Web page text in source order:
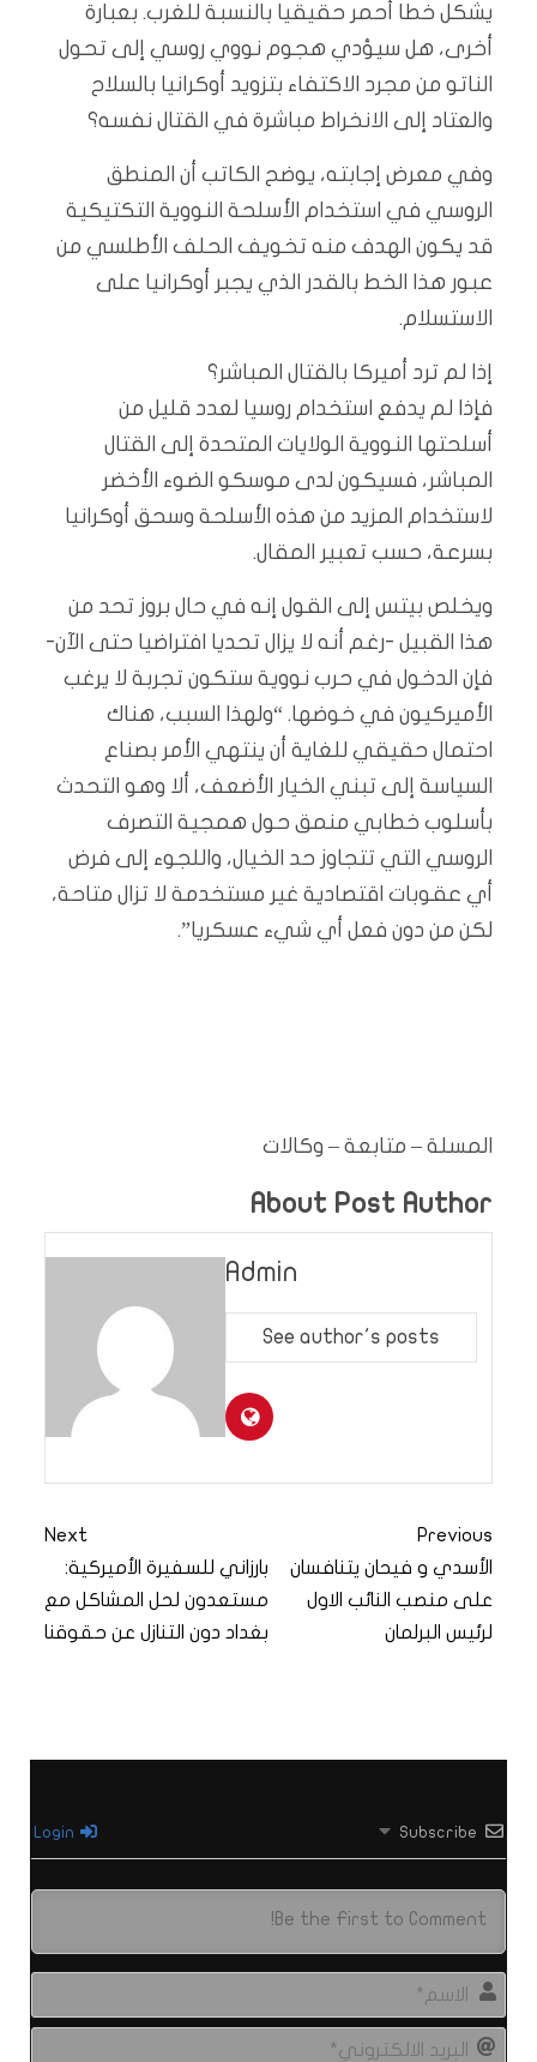
يشكل خطا أحمر حقيقيا بالنسبة للغرب. بعبارة
أخرى، هل سيؤدي هجوم نووي روسي إلى تحول
الناتو من مجرد الاكتفاء بتزويد أوكرانيا بالسلاح
والعتاد إلى الانخراط مباشرة في القتال نفسه؟
وفي معرض إجابته، يوضح الكاتب أن المنطق
الروسي في استخدام الأسلحة النووية التكتيكية
قد يكون الهدف منه تخويف الحلف الأطلسي من
عبور هذا الخط بالقدر الذي يجبر أوكرانيا على
الاستسلام.
إذا لم ترد أميركا بالقتال المباشر؟
فإذا لم يدفع استخدام روسيا لعدد قليل من
أسلحتها النووية الولايات المتحدة إلى القتال
المباشر، فسيكون لدى موسكو الضوء الأخضر
لاستخدام المزيد من هذه الأسلحة وسحق أوكرانيا
بسرعة، حسب تعبير المقال.
ويخلص بيتس إلى القول إنه في حال بروز تحد من
هذا القبيل -رغم أنه لا يزال تحديا افتراضيا حتى الآن-
فإن الدخول في حرب نووية ستكون تجربة لا يرغب
الأميركيون في خوضها. “ولهذا السبب، هناك
احتمال حقيقي للغاية أن ينتهي الأمر بصناع
السياسة إلى تبني الخيار الأضعف، ألا وهو التحدث
بأسلوب خطابي منمق حول همجية التصرف
الروسي التي تتجاوز حد الخيال، واللجوء إلى فرض
أي عقوبات اقتصادية غير مستخدمة لا تزال متاحة،
لكن من دون فعل أي شيء عسكريا”.
المسلة – متابعة – وكالات
About Post Author
Admin
See author's posts
Previous
الأسدي و فيحان يتنافسان
على منصب النائب الاول
لرئيس البرلمان
Next
بارزاني للسفيرة الأميركية:
مستعدون لحل المشاكل مع
بغداد دون التنازل عن حقوقنا
Subscribe